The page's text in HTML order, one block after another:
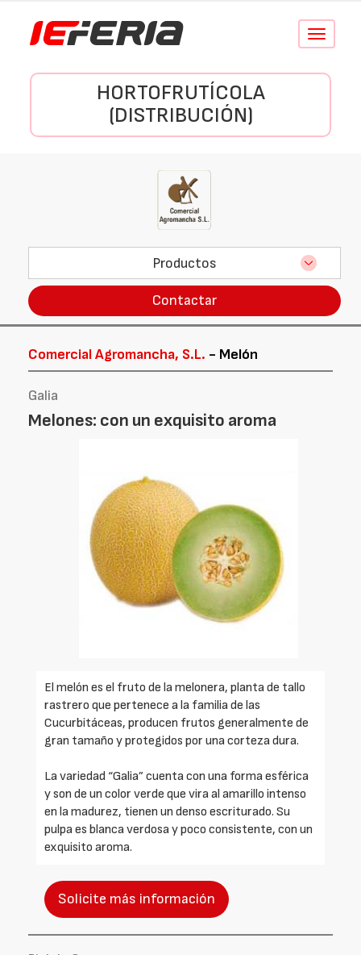
Conmutar
HORTOFRUTÍCOLA
(DISTRIBUCIÓN)
Productos
Contactar
Comercial Agromancha, S.L. - Melón
Galia
Melones: con un exquisito aroma
El melón es el fruto de la melonera, planta de tallo
rastrero que pertenece a la familia de las
Cucurbitáceas, producen frutos generalmente de
gran tamaño y protegidos por una corteza dura.
La variedad “Galia” cuenta con una forma esférica
y son de un color verde que vira al amarillo intenso
en la madurez, tienen un denso escriturado. Su
pulpa es blanca verdosa y poco consistente, con un
exquisito aroma.
Solicite más información